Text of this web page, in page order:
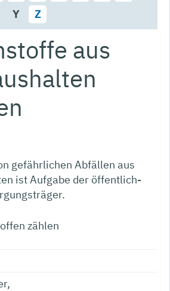
Y Z
aus
gefährlichen Abfällen aus
ist Aufgabe der öffentlich-
zählen